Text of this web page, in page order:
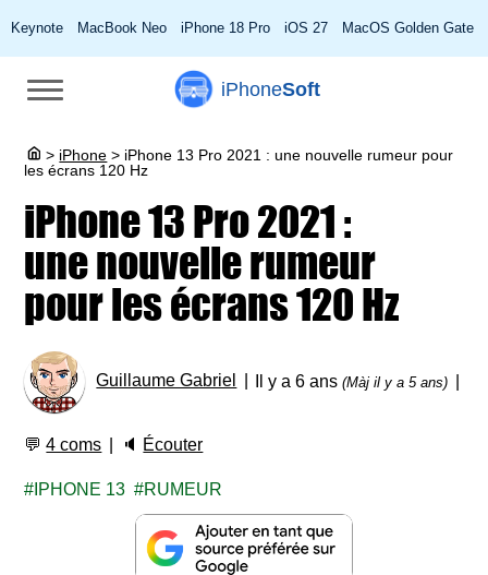
Keynote MacBook Neo iPhone 18 Pro iOS 27 MacOS Golden Gate
iPhoneSoft
> iPhone > iPhone 13 Pro 2021 : une nouvelle rumeur pour
les écrans 120 Hz
iPhone 13 Pro 2021 :
une nouvelle rumeur
pour les écrans 120 Hz
Guillaume Gabriel Il y a 6 ans(Màj il y a 5 ans)
💬4 coms 🔈 Écouter
IPHONE 13 RUMEUR